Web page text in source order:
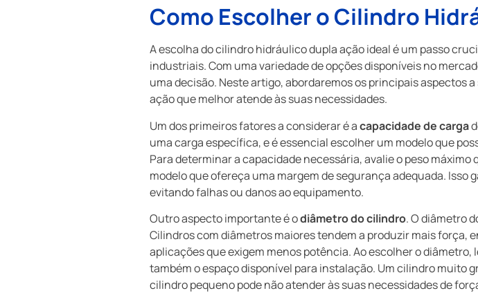
Como Escolher o Cilindro
A escolha do cilindro hidráulico dupla ação ideal é um passo
industriais. Com uma variedade de opções disponíveis no
uma decisão. Neste artigo, abordaremos os principais aspectos
ação que melhor atende às suas necessidades.
Um dos primeiros fatores a considerar é acapacidade de carga
uma carga específica, e é essencial escolher um modelo que
Para determinar a capacidade necessária, avalie o peso
modelo que ofereça uma margem de segurança adequada.
evitando falhas ou danos ao equipamento.
Outro aspecto importante é odiâmetro do cilindro. O diâmetro
Cilindros com diâmetros maiores tendem a produzir mais força,
aplicações que exigem menos potência. Ao escolher o
também o espaço disponível para instalação. Um cilindro muito
cilindro pequeno pode não atender às suas necessidades de